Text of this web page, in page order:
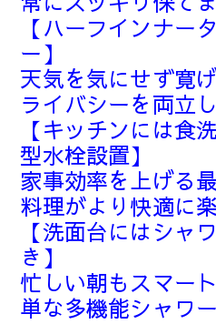
【ハーフインナー
ー】
天気を気にせず寛
ライバシーを両立
【キッチンには食
型水栓設置】
家事効率を上げる
料理がより快適に楽
【洗面台にはシャ
き】
忙しい朝もスマー
単な多機能シャワー